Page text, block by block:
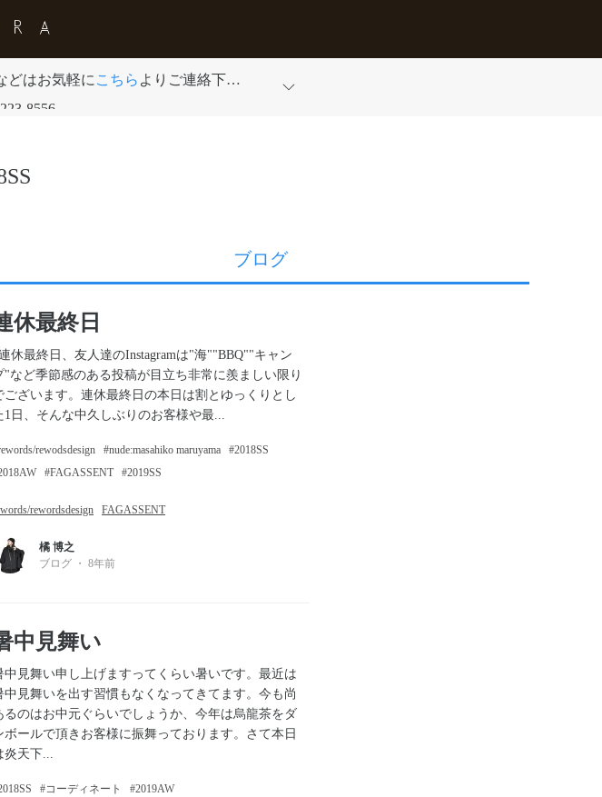
どはお気軽に こちら よりご連絡下さ
8556
ブログ
休最終日
休最終日、友人達のInstagramは"海""BBQ""キャン
"など季節感のある投稿が目立ち非常に羨ましい限り
ございます。連休最終日の本日は割とゆっくりとし
1日、そんな中久しぶりのお客様や最...
rewodsdesign nude:masahiko maruyama
2018SS
FAGASSENT 2019SS
rewordsdesign FAGASSENT
橘 博之
ブログ ・ 8年前
中見舞い
中見舞い申し上げますってくらい暑いです。最近は
中見舞いを出す習慣もなくなってきてます。今も尚
るのはお中元ぐらいでしょうか、今年は烏龍茶をダ
ボールで頂きお客様に振舞っております。さて本日
炎天下...
コーディネート 2019AW